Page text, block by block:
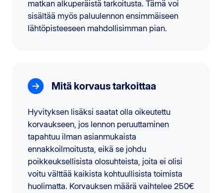
matkan alkuperäistä tarkoitusta. Tämä voi
sisältää myös paluulennon ensimmäiseen
lähtöpisteeseen mahdollisimman pian.
Mitä korvaus tarkoittaa
Hyvityksen lisäksi saatat olla oikeutettu
korvaukseen, jos lennon peruuttaminen
tapahtuu ilman asianmukaista
ennakkoilmoitusta, eikä se johdu
poikkeuksellisista olosuhteista, joita ei olisi
voitu välttää kaikista kohtuullisista toimista
huolimatta. Korvauksen määrä vaihtelee 250€